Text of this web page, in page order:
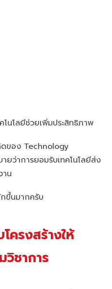
โนโลยีช่วยเพิ่มประสิทธิภาพ
ของ Technology
ว่าการยอมรับเทคโนโลยีส่ง
น
ขึ้นมากครับ
ครงสร้างให้
วิชาการ